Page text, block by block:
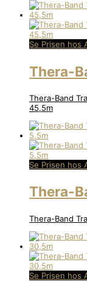
Se Prisen hos
Thera-
Thera-Band
45,5m
Se Prisen hos
Thera-
Thera-Band
Se Prisen hos